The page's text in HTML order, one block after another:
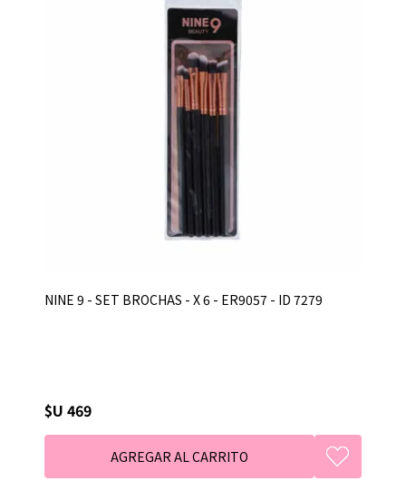
NINE 9 - SET BROCHAS - X 6 - ER9057 - ID 7279
$U 469